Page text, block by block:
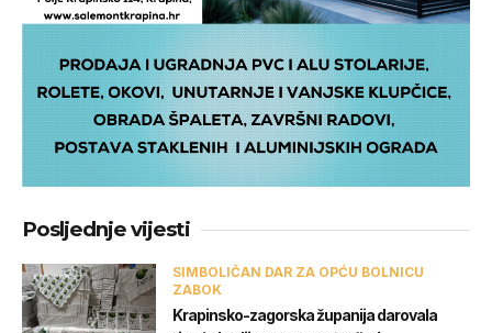
Posljednje vijesti
SIMBOLIČAN DAR ZA OPĆU BOLNICU
ZABOK
Krapinsko-zagorska županija darovala